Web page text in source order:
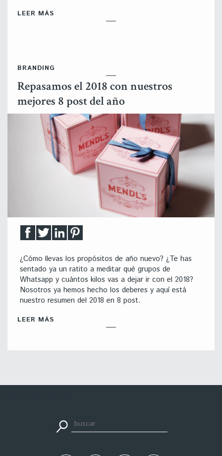
LEER MÁS
BRANDING
Repasamos el 2018 con nuestros
mejores 8 post del año
¿Cómo llevas los propósitos de año nuevo? ¿Te has
sentado ya un ratito a meditar qué grupos de
Whatsapp y cuántos kilos vas a dejar ir con el 2018?
Nosotros ya hemos hecho los deberes y aquí está
nuestro resumen del 2018 en 8 post.
LEER MÁS